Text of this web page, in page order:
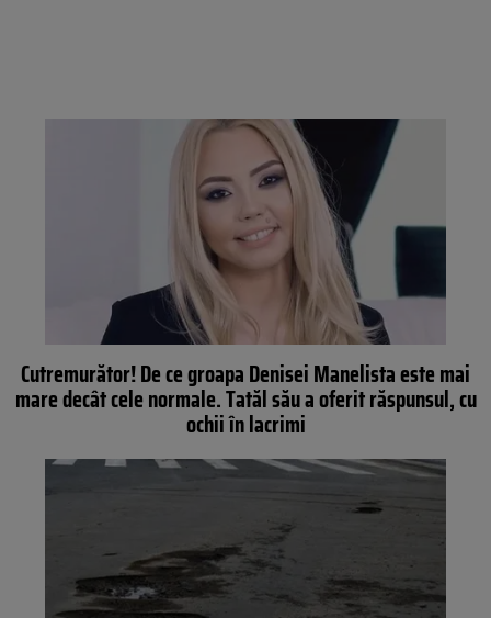
Cutremurător! De ce groapa Denisei Manelista este mai
mare decât cele normale. Tatăl său a oferit răspunsul, cu
ochii în lacrimi